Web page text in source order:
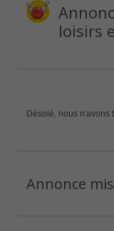
loisirs
Désolé, nous n'avons
Annonce